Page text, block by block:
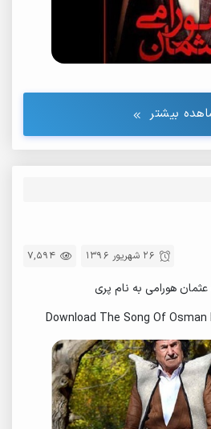
بیشتر
7,594 26 شهریور 1396
عثمان هورامی به نام پری
Download The Song Of Osman